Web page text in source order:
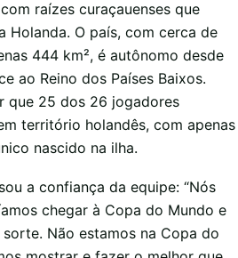
raízes curaçauenses que
Holanda. O país, com cerca de
444 km², é autônomo desde
ao Reino dos Países Baixos.
que 25 dos 26 jogadores
território holandês, com apenas
nascido na ilha.
a confiança da equipe: “Nós
chegar à Copa do Mundo e
Não estamos na Copa do